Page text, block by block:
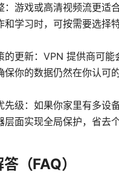
：游戏或高清视频流更适
和学习时，可按需要选择
的更新：VPN 提供商可能
保你的数据仍然在你认可
先级：如果你家里有多设
层面实现全局保护，省去
（FAQ）